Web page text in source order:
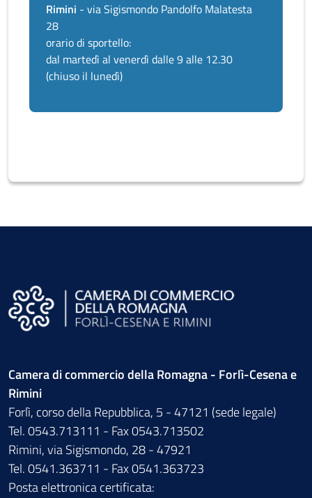
Rimini - via Sigismondo Pandolfo Malatesta
28
orario di sportello:
dal martedì al venerdì dalle 9 alle 12.30
(chiuso il lunedì)
Camera di commercio della Romagna - Forlì-Cesena e
Rimini
Forlì, corso della Repubblica, 5 - 47121 (sede legale)
Tel. 0543.713111 - Fax 0543.713502
Rimini, via Sigismondo, 28 - 47921
Tel. 0541.363711 - Fax 0541.363723
Posta elettronica certificata: